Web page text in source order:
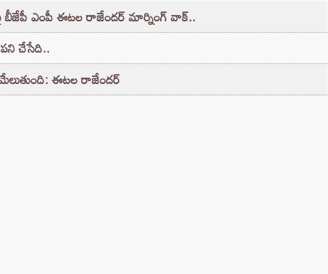
బీజేపీ ఎంపీ ఈటల రాజేందర్ మార్నింగ్ వాక్..
పని చేసేది..
ఈటల రాజేందర్